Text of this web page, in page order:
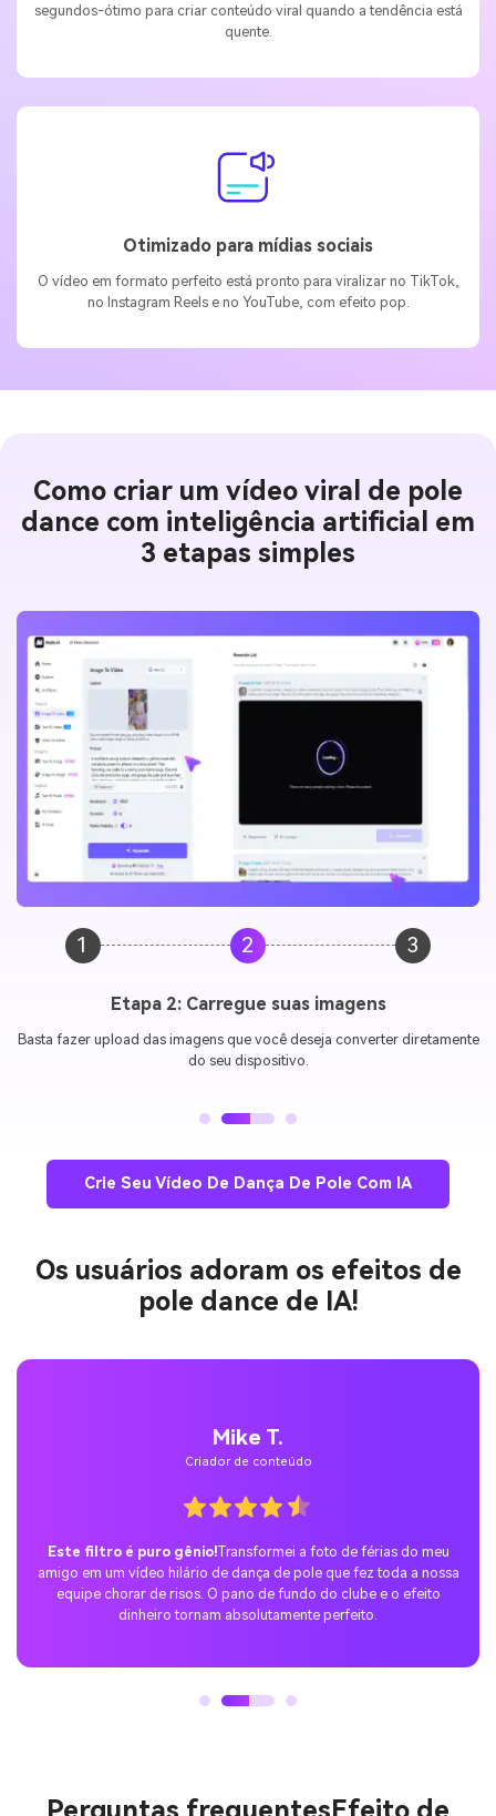
segundos-ótimo para criar conteúdo viral quando a tendência está
quente.
Otimizado para mídias sociais
O vídeo em formato perfeito está pronto para viralizar no TikTok,
no Instagram Reels e no YouTube, com efeito pop.
Como criar um vídeo viral de pole
dance com inteligência artificial em
3 etapas simples
1 2 3
Etapa 2: Carregue suas imagens
Basta fazer upload das imagens que você deseja converter diretamente
do seu dispositivo.
Crie Seu Vídeo De Dança De Pole Com IA
Os usuários adoram os efeitos de
pole dance de IA!
Mike T.
Criador de conteúdo
Este filtro é puro gênio!Transformei a foto de férias do meu
amigo em um vídeo hilário de dança de pole que fez toda a nossa
equipe chorar de risos. O pano de fundo do clube e o efeito
dinheiro tornam absolutamente perfeito.